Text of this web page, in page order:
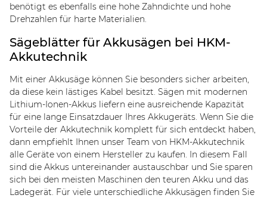
benötigt es ebenfalls eine hohe Zahndichte und hohe
Drehzahlen für harte Materialien.
Sägeblätter für Akkusägen bei HKM-
Akkutechnik
Mit einer Akkusäge können Sie besonders sicher arbeiten,
da diese kein lästiges Kabel besitzt. Sägen mit modernen
Lithium-Ionen-Akkus liefern eine ausreichende Kapazität
für eine lange Einsatzdauer Ihres Akkugeräts. Wenn Sie die
Vorteile der Akkutechnik komplett für sich entdeckt haben,
dann empfiehlt Ihnen unser Team von HKM-Akkutechnik
alle Geräte von einem Hersteller zu kaufen. In diesem Fall
sind die Akkus untereinander austauschbar und Sie sparen
sich bei den meisten Maschinen den teuren Akku und das
Ladegerät. Für viele unterschiedliche Akkusägen finden Sie